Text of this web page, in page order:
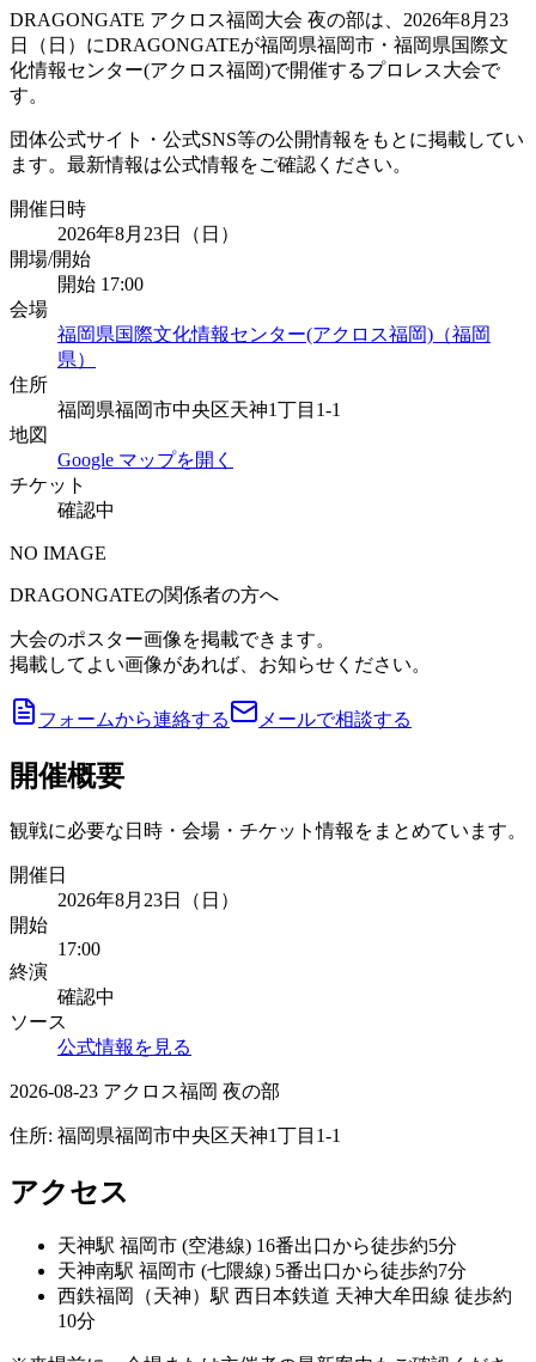
DRAGONGATE アクロス福岡大会 夜の部は、2026年8月23
日（日）にDRAGONGATEが福岡県福岡市・福岡県国際文
化情報センター(アクロス福岡)で開催するプロレス大会で
す。
団体公式サイト・公式SNS等の公開情報をもとに掲載してい
ます。最新情報は公式情報をご確認ください。
開催日時
2026年8月23日（日）
開場/開始
開始 17:00
会場
福岡県国際文化情報センター(アクロス福岡)（福岡
県）
住所
福岡県福岡市中央区天神1丁目1-1
地図
Google マップを開く
チケット
確認中
NO IMAGE
DRAGONGATEの関係者の方へ
大会のポスター画像を掲載できます。
掲載してよい画像があれば、お知らせください。
フォームから連絡する メールで相談する
開催概要
観戦に必要な日時・会場・チケット情報をまとめています。
開催日
2026年8月23日（日）
開始
17:00
終演
確認中
ソース
公式情報を見る
2026-08-23 アクロス福岡 夜の部
住所: 福岡県福岡市中央区天神1丁目1-1
アクセス
天神駅 福岡市 (空港線) 16番出口から徒歩約5分
天神南駅 福岡市 (七隈線) 5番出口から徒歩約7分
西鉄福岡（天神）駅 西日本鉄道 天神大牟田線 徒歩約
10分